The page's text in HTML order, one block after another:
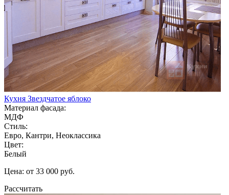
Кухня Звездчатое яблоко
Материал фасада:
МДФ
Стиль:
Евро, Кантри, Неоклассика
Цвет:
Белый
Цена: от 33 000 руб.
Рассчитать